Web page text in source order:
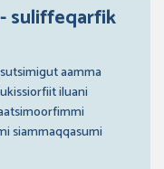
suliffeqarfik
aamma
iluani
siammaqqasumi